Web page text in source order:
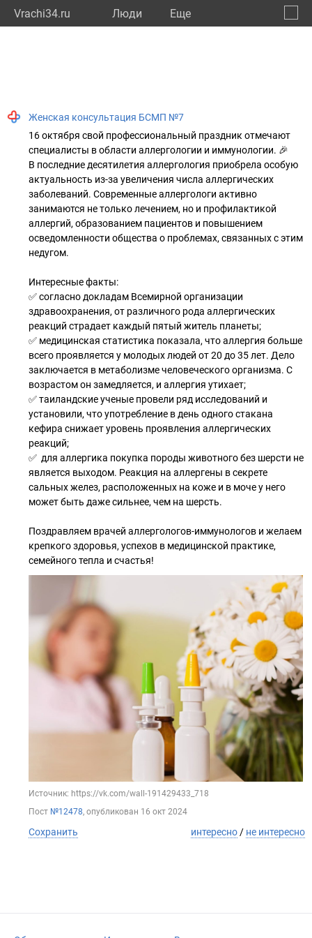
Vrachi34.ru Люди Eще
Женская консультация БСМП №7
16 октября свой профессиональный праздник отмечают
специалисты в области аллергологии и иммунологии. 🎉
В последние десятилетия аллергология приобрела особую
актуальность из-за увеличения числа аллергических
заболеваний. Современные аллергологи активно
занимаются не только лечением, но и профилактикой
аллергий, образованием пациентов и повышением
осведомленности общества о проблемах, связанных с этим
недугом.
Интересные факты:
✅ согласно докладам Всемирной организации
здравоохранения, от различного рода аллергических
реакций страдает каждый пятый житель планеты;
✅ медицинская статистика показала, что аллергия больше
всего проявляется у молодых людей от 20 до 35 лет. Дело
заключается в метаболизме человеческого организма. С
возрастом он замедляется, и аллергия утихает;
✅ таиландские ученые провели ряд исследований и
установили, что употребление в день одного стакана
кефира снижает уровень проявления аллергических
реакций;
✅ для аллергика покупка породы животного без шерсти не
является выходом. Реакция на аллергены в секрете
сальных желез, расположенных на коже и в моче у него
может быть даже сильнее, чем на шерсть.
Поздравляем врачей аллергологов-иммунологов и желаем
крепкого здоровья, успехов в медицинской практике,
семейного тепла и счастья!
Источник: https://vk.com/wall-191429433_718
Пост №12478, опубликован 16 окт 2024
Сохранить интересно / не интересно